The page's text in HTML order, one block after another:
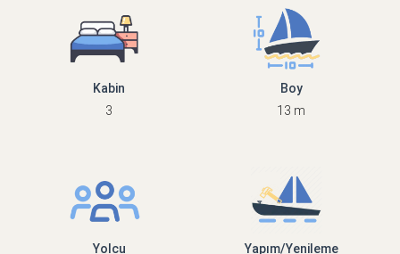
Kabin
3
Boy
13 m
Yolcu
Yapım/Yenileme